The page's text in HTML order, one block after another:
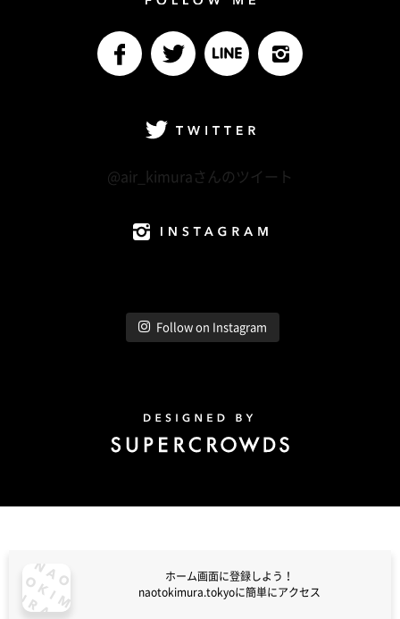
@air_kimuraさんのツイート
Follow on Instagram
ホーム画面に登録しよう！
naotokimura.tokyoに簡単にアクセス